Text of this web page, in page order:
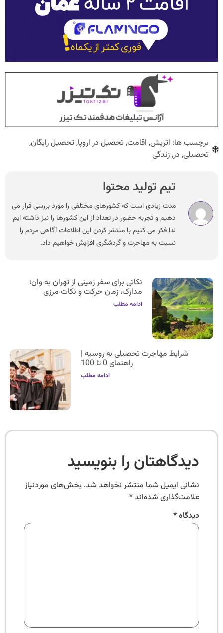
برچسب ها: اتریش, اقامت, تحصیل در اروپا, تحصیل رایگان,
تحصیلی, در,زندگی
تیم تولید محتوا
مدت زیادی است که کشورهای مختلفی را مورد بررسی قرار می
دهیم و تجربه حضور در تعداد از این کشورها را نیز داشته ایم
لذا فکر می کنیم با منتشر کردن این اطلاعات آگاهی مردم را
نسبت به مهاجرت و گردشگری افزایش خواهیم داد.
نکاتی برای سفر زمینی از تهران به وان؛
مدارک، زمان حرکت و نکات مرزی
ادامه مطلب
شرایط مهاجرت تحصیلی به روسیه |
راهنمای 0 تا 100
ادامه مطلب
دیدگاهتان را بنویسید
نشانی ایمیل شما منتشر نخواهد شد. بخش‌های موردنیاز
علامت‌گذاری شده‌اند*
دیدگاه*